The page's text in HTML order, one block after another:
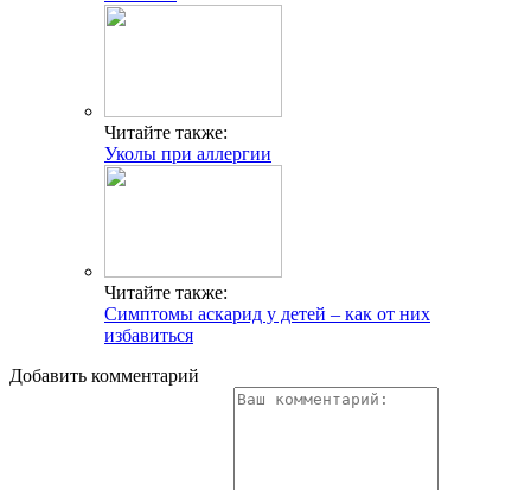
Читайте также:
Уколы при аллергии
Читайте также:
Симптомы аскарид у детей – как от них
избавиться
Добавить комментарий